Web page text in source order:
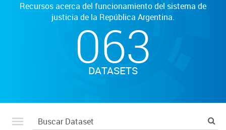
Recursos acerca del funcionamiento del sistema de
justicia de la República Argentina.
063
DATASETS